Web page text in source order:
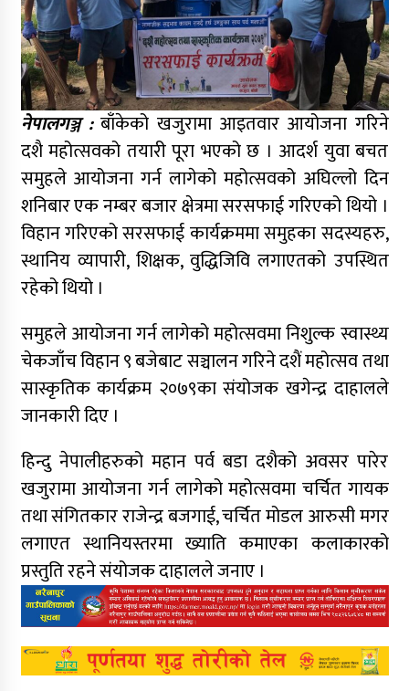
नेपालगञ्ज :बाँकेको खजुरामा आइतवार आयोजना गरिने
दशै महोत्सवको तयारी पूरा भएको छ । आदर्श युवा बचत
समुहले आयोजना गर्न लागेको महोत्सवको अघिल्लो दिन
शनिबार एक नम्बर बजार क्षेत्रमा सरसफाई गरिएको थियो ।
विहान गरिएको सरसफाई कार्यक्रममा समुहका सदस्यहरु,
स्थानिय व्यापारी, शिक्षक, वुद्धिजिवि लगाएतको उपस्थित
रहेको थियो ।
समुहले आयोजना गर्न लागेको महोत्सवमा निशुल्क स्वास्थ्य
चेकजाँच विहान ९ बजेबाट सञ्चालन गरिने दशैं महोत्सव तथा
सास्कृतिक कार्यक्रम २०७९का संयोजक खगेन्द्र दाहालले
जानकारी दिए ।
हिन्दु नेपालीहरुको महान पर्व बडा दशैको अवसर पारेर
खजुरामा आयोजना गर्न लागेको महोत्सवमा चर्चित गायक
तथा संगितकार राजेन्द्र बजगाई, चर्चित मोडल आरुसी मगर
लगाएत स्थानियस्तरमा ख्याति कमाएका कलाकारको
प्रस्तुति रहने संयोजक दाहालले जनाए ।